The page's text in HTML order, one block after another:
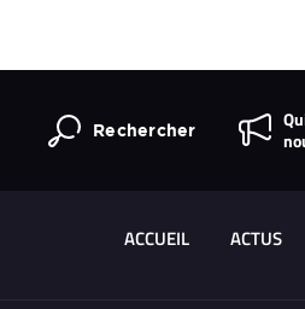
Rechercher
ACCUEIL ACTUS